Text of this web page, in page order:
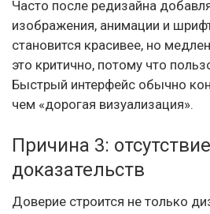
Часто после редизайна
изображения, анимации и
становится красивее, но
это критично, потому что
Быстрый интерфейс обычно
чем «дорогая визуализация».
Причина 3:
доказательств
Доверие строится не только